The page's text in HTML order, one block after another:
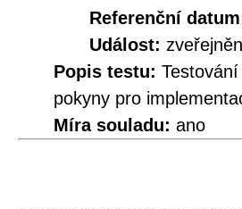
Referenční
Událost:
Popis testu:
pokyny pro
Míra souladu: ano